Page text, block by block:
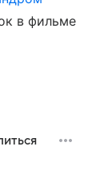
в фильме